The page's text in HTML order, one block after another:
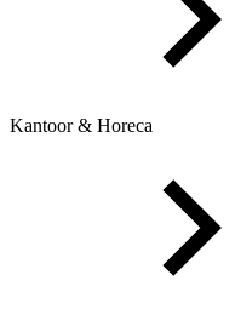
Kantoor & Horeca